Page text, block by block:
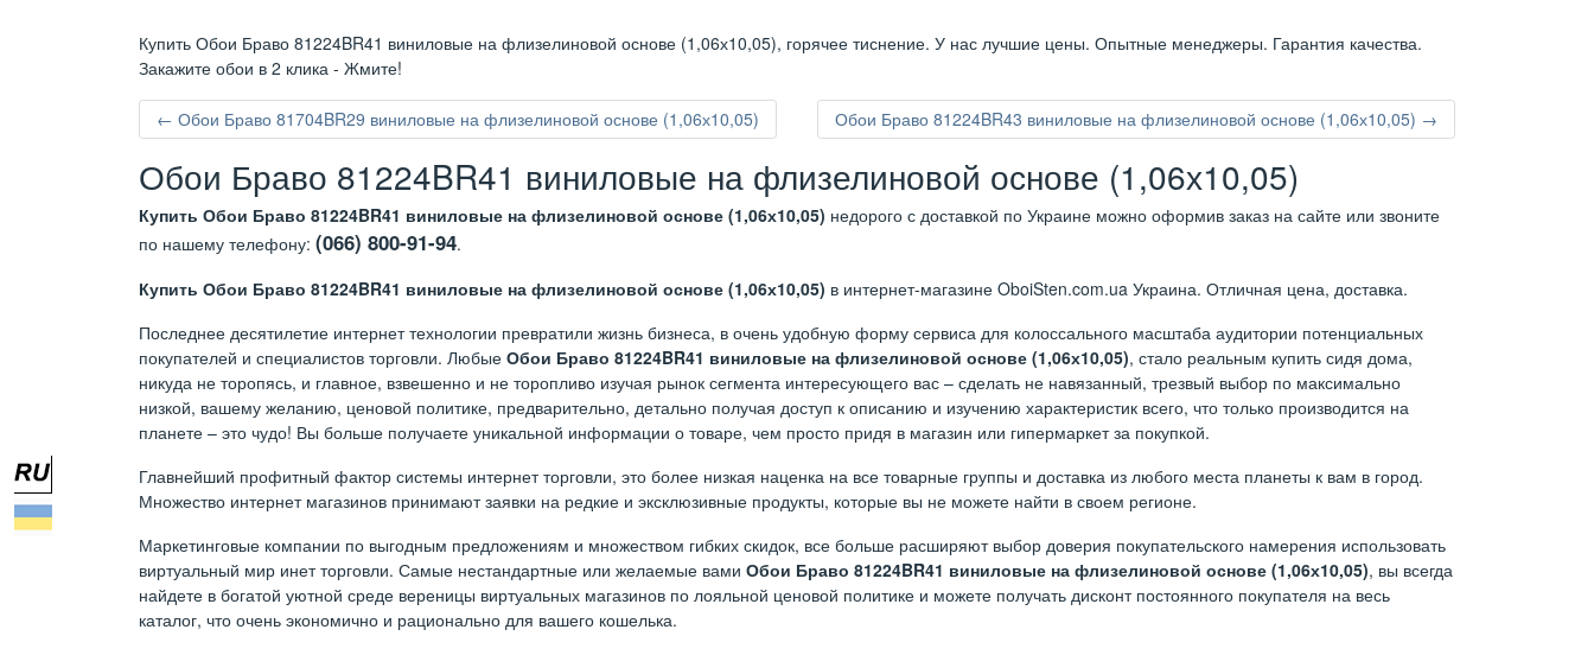
Купить Обои Браво 81224BR41 виниловые на флизелиновой основе (1,06х10,05), горячее тиснение. У нас лучшие цены. Опытные менеджеры. Гарантия качества.
Закажите обои в 2 клика - Жмите!
← Обои Браво 81704BR29 виниловые на флизелиновой основе (1,06х10,05) Обои Браво 81224BR43 виниловые на флизелиновой основе (1,06х10,05) →
Обои Браво 81224BR41 виниловые на флизелиновой основе (1,06х10,05)
Купить Обои Браво 81224BR41 виниловые на флизелиновой основе (1,06х10,05) недорого с доставкой по Украине можно оформив заказ на сайте или звоните
по нашему телефону: (066) 800-91-94.
Купить Обои Браво 81224BR41 виниловые на флизелиновой основе (1,06х10,05) в интернет-магазине OboiSten.com.ua Украина. Отличная цена, доставка.
Последнее десятилетие интернет технологии превратили жизнь бизнеса, в очень удобную форму сервиса для колоссального масштаба аудитории потенциальных
покупателей и специалистов торговли. Любые Обои Браво 81224BR41 виниловые на флизелиновой основе (1,06х10,05), стало реальным купить сидя дома,
никуда не торопясь, и главное, взвешенно и не торопливо изучая рынок сегмента интересующего вас – сделать не навязанный, трезвый выбор по максимально
низкой, вашему желанию, ценовой политике, предварительно, детально получая доступ к описанию и изучению характеристик всего, что только производится на
планете – это чудо! Вы больше получаете уникальной информации о товаре, чем просто придя в магазин или гипермаркет за покупкой.
Главнейший профитный фактор системы интернет торговли, это более низкая наценка на все товарные группы и доставка из любого места планеты к вам в город.
Множество интернет магазинов принимают заявки на редкие и эксклюзивные продукты, которые вы не можете найти в своем регионе.
Маркетинговые компании по выгодным предложениям и множеством гибких скидок, все больше расширяют выбор доверия покупательского намерения использовать
виртуальный мир инет торговли. Самые нестандартные или желаемые вами Обои Браво 81224BR41 виниловые на флизелиновой основе (1,06х10,05), вы всегда
найдете в богатой уютной среде вереницы виртуальных магазинов по лояльной ценовой политике и можете получать дисконт постоянного покупателя на весь
каталог, что очень экономично и рационально для вашего кошелька.